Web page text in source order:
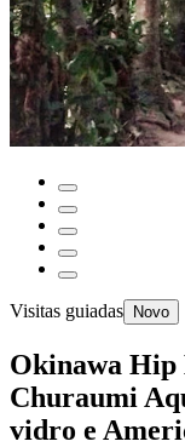
Visitas guiadas Novo
Okinawa Hip
Churaumi
vidro e